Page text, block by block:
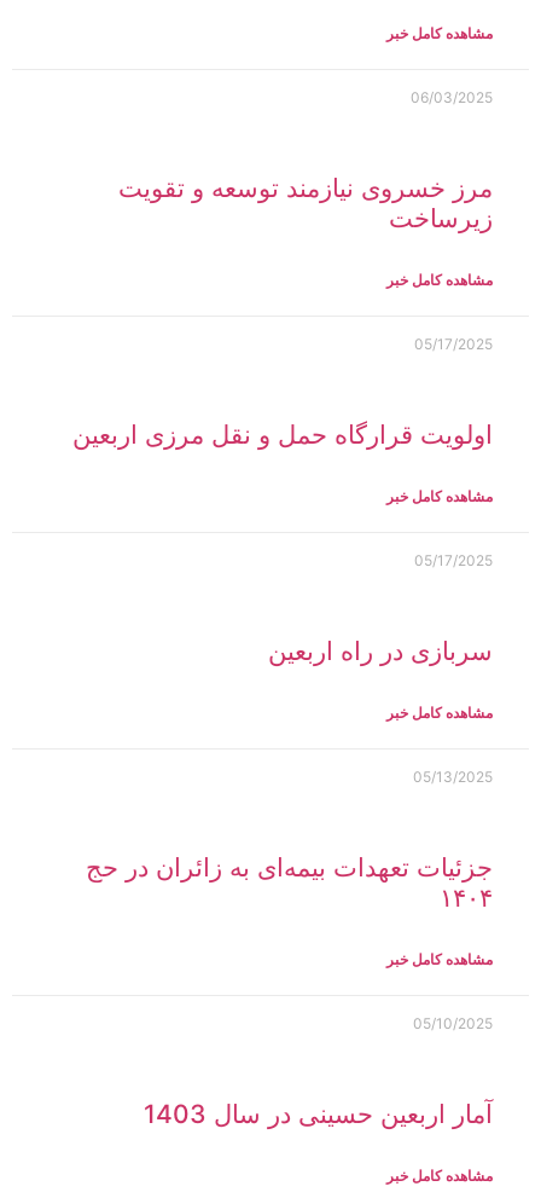
مشاهده کامل خبر
06/03/2025
مرز خسروی نیازمند توسعه و تقویت
زیرساخت‌
مشاهده کامل خبر
05/17/2025
اولویت قرارگاه حمل و نقل مرزی اربعین
مشاهده کامل خبر
05/17/2025
سربازی در راه اربعین
مشاهده کامل خبر
05/13/2025
جزئیات تعهدات بیمه‌ای به زائران در حج
۱۴۰۴
مشاهده کامل خبر
05/10/2025
آمار اربعین حسینی در سال 1403
مشاهده کامل خبر